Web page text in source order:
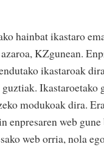
hainbat ikastaro
KZgunean.
ikastaroak
Ikastaroetako
modukoak dira.
enpresaren web
web orria, nola